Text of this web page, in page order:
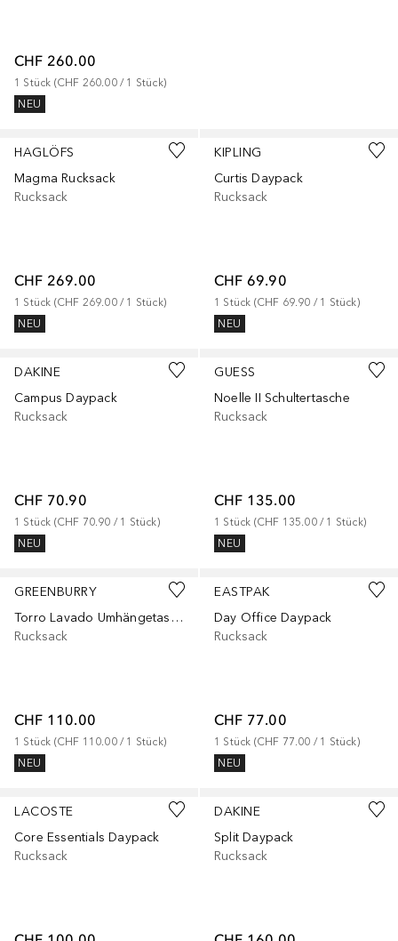
CHF 260.00
1 Stück (CHF 260.00 / 1 Stück)
NEU
HAGLÖFS
Magma Rucksack
Rucksack
CHF 269.00
1 Stück (CHF 269.00 / 1 Stück)
NEU
KIPLING
Curtis Daypack
Rucksack
CHF 69.90
1 Stück (CHF 69.90 / 1 Stück)
NEU
DAKINE
Campus Daypack
Rucksack
CHF 70.90
1 Stück (CHF 70.90 / 1 Stück)
NEU
GUESS
Noelle II Schultertasche
Rucksack
CHF 135.00
1 Stück (CHF 135.00 / 1 Stück)
NEU
GREENBURRY
Torro Lavado Umhängetasche
Rucksack
CHF 110.00
1 Stück (CHF 110.00 / 1 Stück)
NEU
EASTPAK
Day Office Daypack
Rucksack
CHF 77.00
1 Stück (CHF 77.00 / 1 Stück)
NEU
LACOSTE
Core Essentials Daypack
Rucksack
DAKINE
Split Daypack
Rucksack